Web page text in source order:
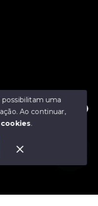
para te ajudar.
- Todos os
possibilitam uma
Ao continuar,
cookies.